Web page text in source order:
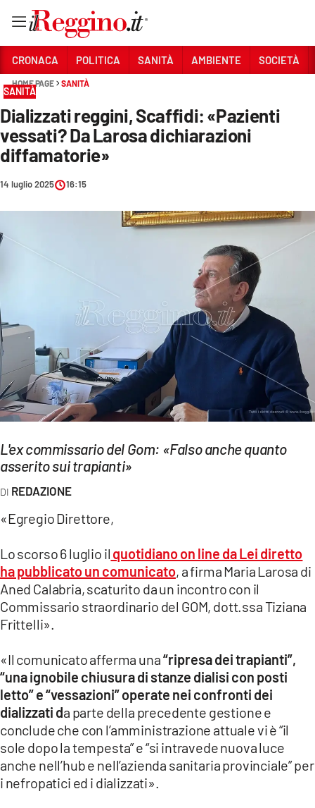
Sezioni
CRONACA
POLITICA
SANITÀ
AMBIENTE
EVENTI
SPORT
Streaming
LAC NETWORK
LAC ONAIR
LaC
LACPLAY.IT
LACTV.IT
LACONAIR.IT
LACITYMAG.IT
ILREGGINO.IT
COSENZACHANNEL.IT
ILVIBONESE.IT
CATANZAROCHANNEL.IT
CRONACA POLITICA SANITÀ AMBIENTE SOCIETÀ
HOME PAGE SANITÀ
SANITÀ
Dializzati reggini, Scaffidi: «Pazienti
vessati? Da Larosa dichiarazioni
diffamatorie»
14 luglio 2025 16:15
L'ex commissario del Gom: «Falso anche quanto
asserito sui trapianti»
REDAZIONE
«Egregio Direttore,
Lo scorso 6 luglio il quotidiano on line da Lei diretto
ha pubblicato un comunicato, a firma Maria Larosa di
Aned Calabria, scaturito da un incontro con il
Commissario straordinario del GOM, dott.ssa Tiziana
Frittelli».
«Il comunicato afferma una“ripresa dei trapianti”,
“una ignobile chiusura di stanze dialisi con posti
letto” e “vessazioni” operate nei confronti dei
dializzati da parte della precedente gestione e
conclude che con l’amministrazione attuale vi è “il
sole dopo la tempesta” e “si intravede nuova luce
anche nell’hub e nell’azienda sanitaria provinciale” per
i nefropatici ed i dializzati».